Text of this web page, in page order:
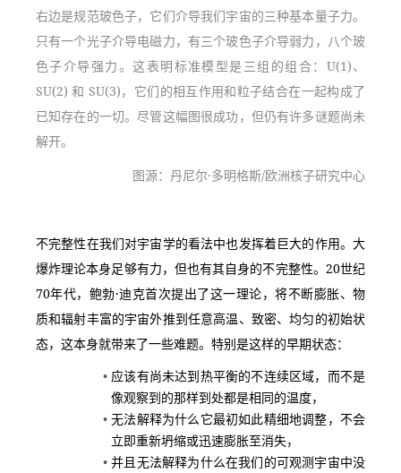
右边是规范玻色子，它们介导我们宇宙的三种基本量子力。
只有一个光子介导电磁力，有三个玻色子介导弱力，八个玻
色子介导强力。这表明标准模型是三组的组合：U(1)、
SU(2) 和 SU(3)，它们的相互作用和粒子结合在一起构成了
已知存在的一切。尽管这幅图很成功，但仍有许多谜题尚未
解开。
图源：丹尼尔·多明格斯/欧洲核子研究中心
不完整性在我们对宇宙学的看法中也发挥着巨大的作用。大
爆炸理论本身足够有力，但也有其自身的不完整性。20世纪
70年代，鲍勃·迪克首次提出了这一理论，将不断膨胀、物
质和辐射丰富的宇宙外推到任意高温、致密、均匀的初始状
态，这本身就带来了一些难题。特别是这样的早期状态：
应该有尚未达到热平衡的不连续区域，而不是
像观察到的那样到处都是相同的温度，
无法解释为什么它最初如此精细地调整，不会
立即重新坍缩或迅速膨胀至消失，
并且无法解释为什么在我们的可观测宇宙中没